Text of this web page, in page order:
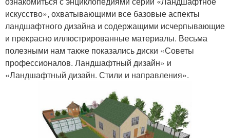
искусство», охватывающими все базовые аспекты
ландшафтного дизайна и содержащими исчерпывающие
и прекрасно иллюстрированные материалы. Весьма
полезными нам также показались диски «Советы
профессионалов. Ландшафтный дизайн» и
«Ландшафтный дизайн. Стили и направления».